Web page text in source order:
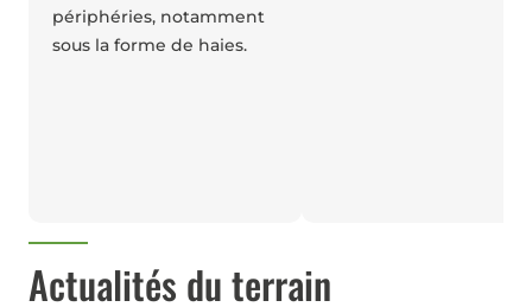
périphéries, notamment
sous la forme de haies.
Actualités du terrain